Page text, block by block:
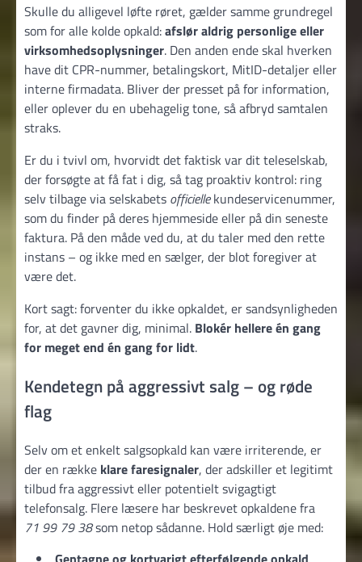
Skulle du alligevel løfte røret, gælder samme grundregel
som for alle kolde opkald:afslør aldrig personlige eller
virksomhedsoplysninger. Den anden ende skal hverken
have dit CPR-nummer, betalingskort, MitID-detaljer eller
interne firmadata. Bliver der presset på for information,
eller oplever du en ubehagelig tone, så afbryd samtalen
straks.
Er du i tvivl om, hvorvidt det faktisk var dit teleselskab,
der forsøgte at få fat i dig, så tag proaktiv kontrol: ring
selv tilbage via selskabets officiellekundeservice­nummer,
som du finder på deres hjemmeside eller på din seneste
faktura. På den måde ved du, at du taler med den rette
instans – og ikke med en sælger, der blot foregiver at
være det.
Kort sagt: forventer du ikke opkaldet, er sandsynligheden
for, at det gavner dig, minimal. Blokér hellere én gang
for meget end én gang for lidt.
Kendetegn på aggressivt salg – og røde
flag
Selv om et enkelt salgsopkald kan være irriterende, er
der en række klare faresignaler, der adskiller et legitimt
tilbud fra aggressivt eller potentielt svigagtigt
telefonsalg. Flere læsere har beskrevet opkaldene fra
71 99 79 38som netop sådanne. Hold særligt øje med: